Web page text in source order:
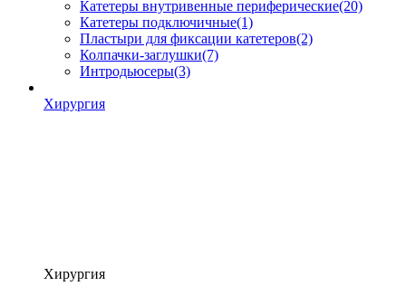
Катетеры внутривенные периферические(20)
Катетеры подключичные(1)
Пластыри для фиксации катетеров(2)
Колпачки-заглушки(7)
Интродьюсеры(3)
Хирургия
Хирургия